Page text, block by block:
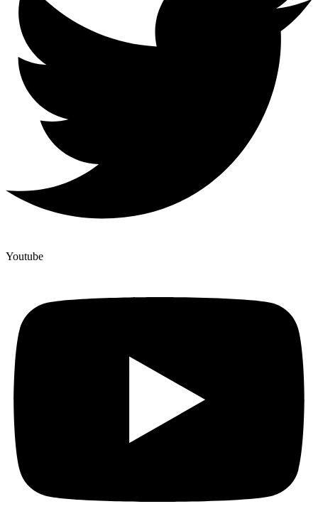
Youtube